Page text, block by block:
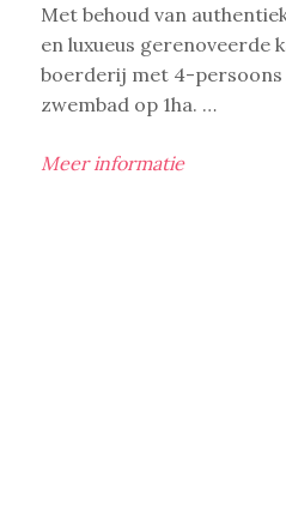
Met behoud van
en luxueus gerenoveerde
boerderij met 4-persoons
zwembad op 1ha. …
Meer informatie